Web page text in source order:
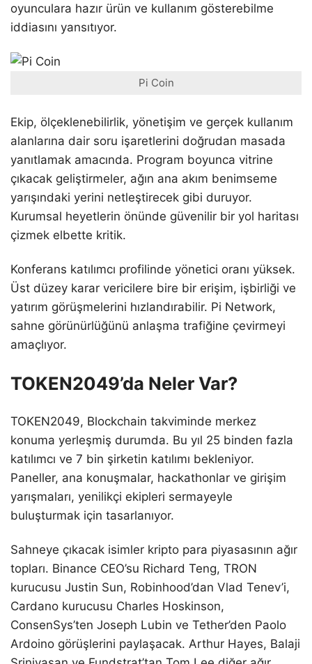
oyunculara hazır ürün ve kullanım gösterebilme
iddiasını yansıtıyor.
Pi Coin
Ekip, ölçeklenebilirlik, yönetişim ve gerçek kullanım
alanlarına dair soru işaretlerini doğrudan masada
yanıtlamak amacında. Program boyunca vitrine
çıkacak geliştirmeler, ağın ana akım benimseme
yarışındaki yerini netleştirecek gibi duruyor.
Kurumsal heyetlerin önünde güvenilir bir yol haritası
çizmek elbette kritik.
Konferans katılımcı profilinde yönetici oranı yüksek.
Üst düzey karar vericilere bire bir erişim, işbirliği ve
yatırım görüşmelerini hızlandırabilir. Pi Network,
sahne görünürlüğünü anlaşma trafiğine çevirmeyi
amaçlıyor.
TOKEN2049’da Neler Var?
TOKEN2049, Blockchain takviminde merkez
konuma yerleşmiş durumda. Bu yıl 25 binden fazla
katılımcı ve 7 bin şirketin katılımı bekleniyor.
Paneller, ana konuşmalar, hackathonlar ve girişim
yarışmaları, yenilikçi ekipleri sermayeyle
buluşturmak için tasarlanıyor.
Sahneye çıkacak isimler kripto para piyasasının ağır
topları. Binance CEO’su Richard Teng, TRON
kurucusu Justin Sun, Robinhood’dan Vlad Tenev’i,
Cardano kurucusu Charles Hoskinson,
ConsenSys’ten Joseph Lubin ve Tether’den Paolo
Ardoino görüşlerini paylaşacak. Arthur Hayes, Balaji